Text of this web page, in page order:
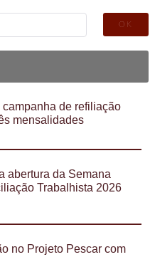
de refiliação
mensalidades
abertura da Semana
Trabalhista 2026
no Projeto Pescar com